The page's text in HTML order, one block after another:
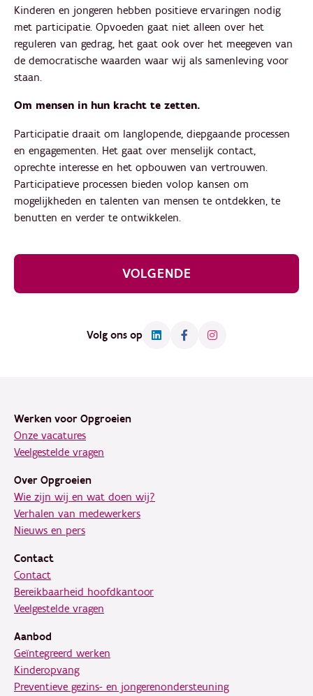
Kinderen en jongeren hebben positieve ervaringen nodig
met participatie. Opvoeden gaat niet alleen over het
reguleren van gedrag, het gaat ook over het meegeven van
de democratische waarden waar wij als samenleving voor
staan.
Om mensen in hun kracht te zetten.
Participatie draait om langlopende, diepgaande processen
en engagementen. Het gaat over menselijk contact,
oprechte interesse en het opbouwen van vertrouwen.
Participatieve processen bieden volop kansen om
mogelijkheden en talenten van mensen te ontdekken, te
benutten en verder te ontwikkelen.
VOLGENDE
Volg ons op
Werken voor Opgroeien
Onze vacatures
Veelgestelde vragen
Over Opgroeien
Wie zijn wij en wat doen wij?
Verhalen van medewerkers
Nieuws en pers
Contact
Contact
Bereikbaarheid hoofdkantoor
Veelgestelde vragen
Aanbod
Geïntegreerd werken
Kinderopvang
Preventieve gezins- en jongerenondersteuning